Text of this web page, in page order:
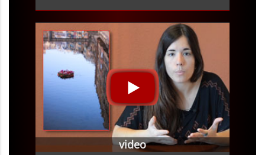
video